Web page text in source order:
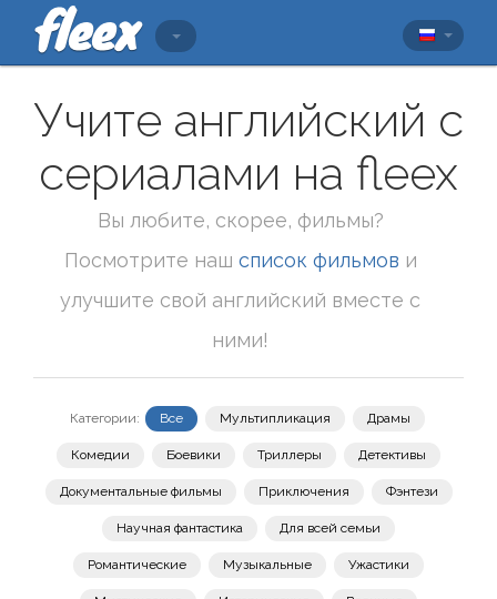
Учите английский с
сериалами на fleex
Вы любите, скорее, фильмы?
Посмотрите наш список фильмов и
улучшите свой английский вместе с
ними!
Категории: Все Мультипликация Драмы
Комедии Боевики Триллеры Детективы
Документальные фильмы Приключения Фэнтези
Научная фантастика Для всей семьи
Романтические Музыкальные Ужастики